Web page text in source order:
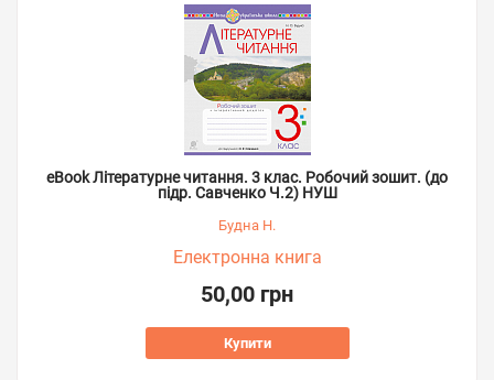
eBook Літературне читання. 3 клас. Робочий зошит. (до
підр. Савченко Ч.2) НУШ
Будна Н.
Електронна книга
50,00 грн
Купити